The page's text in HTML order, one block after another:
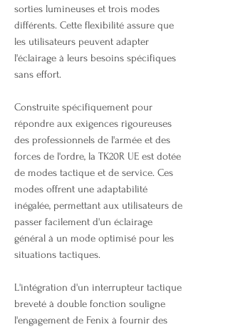
sorties lumineuses et trois modes
différents. Cette flexibilité assure que
les utilisateurs peuvent adapter
l'éclairage à leurs besoins spécifiques
sans effort.
Construite spécifiquement pour
répondre aux exigences rigoureuses
des professionnels de l'armée et des
forces de l'ordre, la TK20R UE est dotée
de modes tactique et de service. Ces
modes offrent une adaptabilité
inégalée, permettant aux utilisateurs de
passer facilement d'un éclairage
général à un mode optimisé pour les
situations tactiques.
L'intégration d'un interrupteur tactique
breveté à double fonction souligne
l'engagement de Fenix à fournir des